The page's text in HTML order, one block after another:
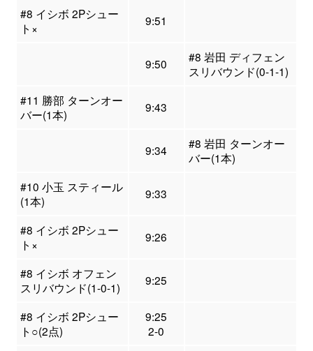
#8 イシボ 2Pシュー
ト×
9:51
9:50
#8 岩田 ディフェン
スリバウンド(0-1-1)
#11 勝部 ターンオー
バー(1本)
9:43
9:34
#8 岩田 ターンオー
バー(1本)
#10 小玉 スティール
(1本)
9:33
#8 イシボ 2Pシュー
ト×
9:26
#8 イシボ オフェン
スリバウンド(1-0-1)
9:25
#8 イシボ 2Pシュー
ト○(2点)
9:25
2-0